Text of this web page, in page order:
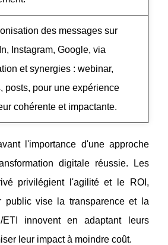
des messages sur
Instagram, Google, via
et synergies : webinar,
posts, pour une expérience
cohérente et impactante.
l'importance d'une approche
digitale réussie. Les
privilégient l'agilité et le ROI,
public vise la transparence et la
ETI innovent en adaptant leurs
leur impact à moindre coût.